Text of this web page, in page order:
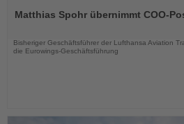
dieMatthias Spohr übernimmt COO-
Bisheriger Geschäftsführer der Lufthansa Aviation
die Eurowings-Geschäftsführung